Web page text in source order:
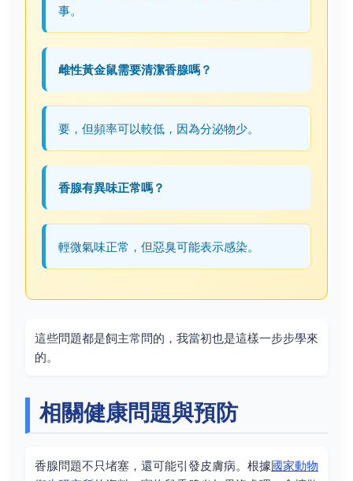
事。
雌性黃金鼠需要清潔香腺嗎？
要，但頻率可以較低，因為分泌物少。
香腺有異味正常嗎？
輕微氣味正常，但惡臭可能表示感染。
這些問題都是飼主常問的，我當初也是這樣一步步學來
的。
相關健康問題與預防
香腺問題不只堵塞，還可能引發皮膚病。根據國家動物